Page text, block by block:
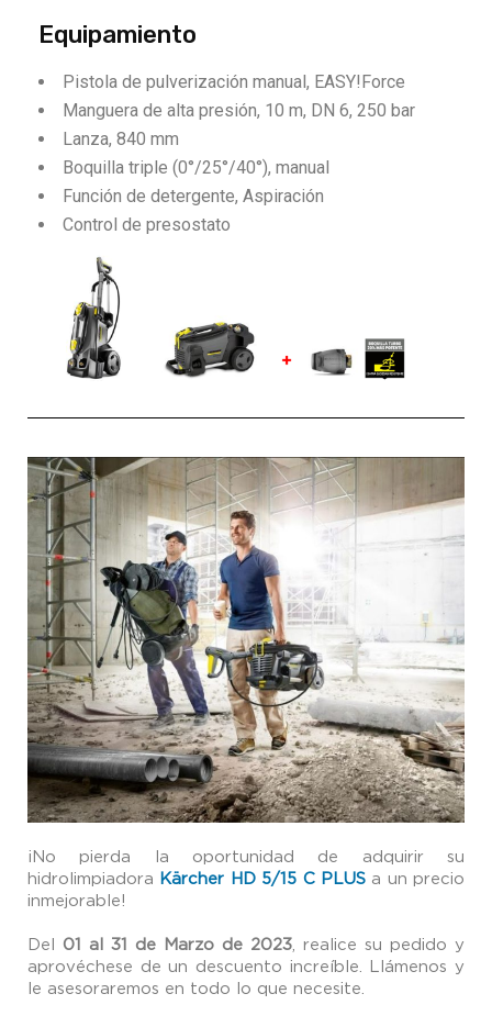
Equipamiento
Pistola de pulverización manual, EASY!Force
Manguera de alta presión, 10 m, DN 6, 250 bar
Lanza, 840 mm
Boquilla triple (0°/25°/40°), manual
Función de detergente, Aspiración
Control de presostato
¡No pierda la oportunidad de adquirir su
hidrolimpiadora Kärcher HD 5/15 C PLUSa un precio
inmejorable!
Del 01 al 31 de Marzo de 2023 , realice su pedido y
aprovéchese de un descuento increíble. Llámenos y
le asesoraremos en todo lo que necesite.